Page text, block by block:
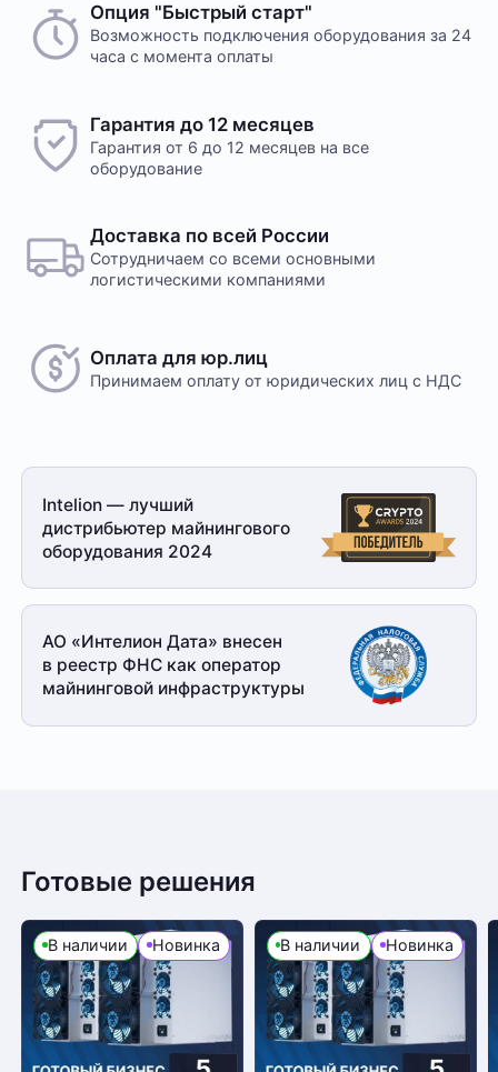
Опция "Быстрый старт"
Возможность подключения оборудования за 24
часа с момента оплаты
Гарантия до 12 месяцев
Гарантия от 6 до 12 месяцев на все
оборудование
Доставка по всей России
Сотрудничаем со всеми основными
логистическими компаниями
Оплата для юр.лиц
Принимаем оплату от юридических лиц с НДС
Intelion — лучший
дистрибьютер майнингового
оборудования 2024
АО «Интелион Дата» внесен
в реестр ФНС как оператор
майнинговой инфраструктуры
Готовые решения
В наличии Новинка В наличии Новинка